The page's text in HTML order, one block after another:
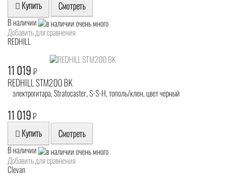
Купить Смотреть
В наличии
Добавить для сравнения
REDHILL
11 019 ₽
REDHILL STM200 BK
электрогитара, Stratocaster, S-S-H, тополь/клен, цвет черный
11 019₽
Купить Смотреть
В наличии
Добавить для сравнения
Clevan